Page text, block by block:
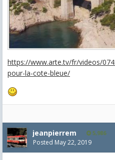
https://www.arte.tv/fr/videos/
pour-la-cote-bleue/
jeanpierrem 5,986
Posted May 22, 2019